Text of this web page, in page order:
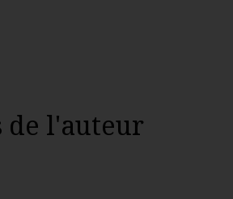
de l'auteur